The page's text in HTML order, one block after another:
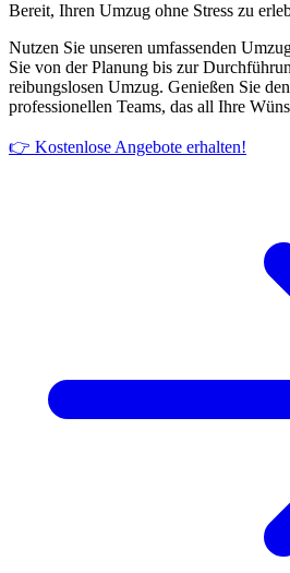
Bereit, Ihren Umzug ohne Stress zu
Nutzen Sie unseren umfassenden
Sie von der Planung bis zur
reibungslosen Umzug. Genießen Sie
professionellen Teams, das all Ihre
👉 Kostenlose Angebote erhalten!